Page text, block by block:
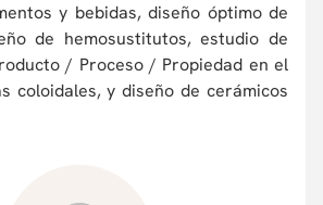
y bebidas, diseño óptimo de
de hemosustitutos, estudio de
/ Proceso / Propiedad en el
coloidales, y diseño de cerámicos